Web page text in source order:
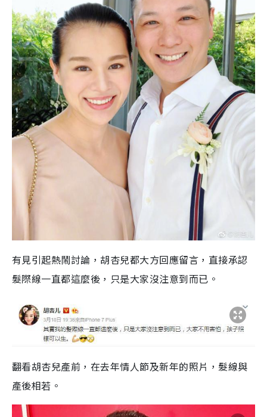
有見引起熱鬧討論，胡杏兒都大方回應留言，直接承認
髮際線一直都這麼後，只是大家沒注意到而已。
翻看胡杏兒產前，在去年情人節及新年的照片，髮線與
產後相若。